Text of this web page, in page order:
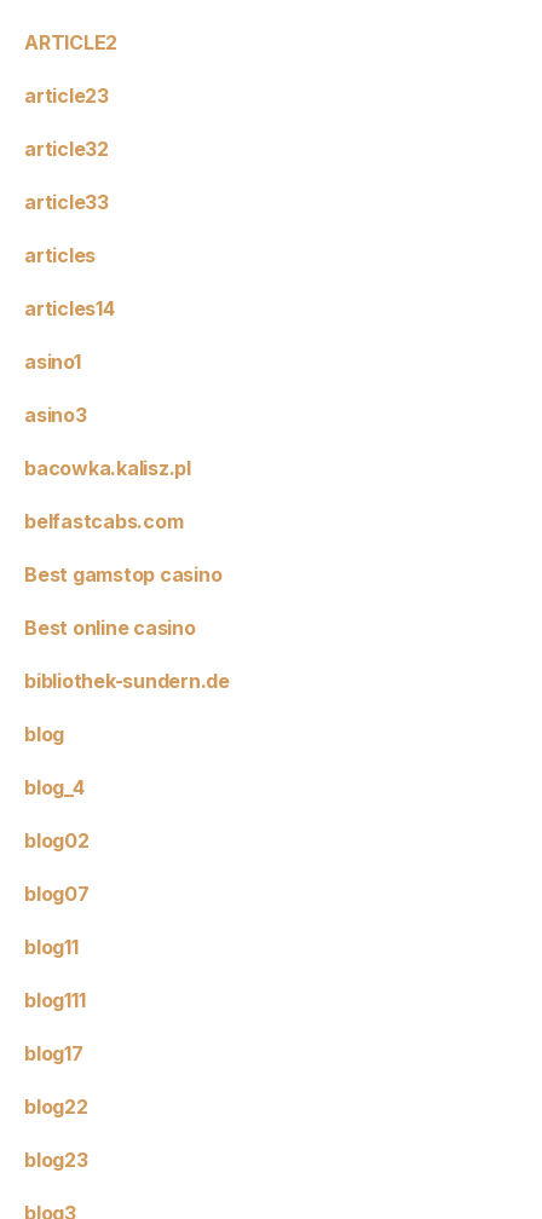
ARTICLE2
article23
article32
article33
articles
articles14
asino1
asino3
bacowka.kalisz.pl
belfastcabs.com
Best gamstop casino
Best online casino
bibliothek-sundern.de
blog
blog_4
blog02
blog07
blog11
blog111
blog17
blog22
blog23
blog3